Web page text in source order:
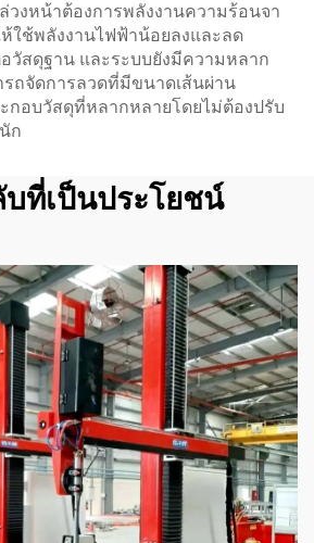
วงหน้าต้องการพลังงานความร้อนจา
ใช้พลังงานไฟฟ้าน้อยลงและลด
วัสดุฐาน และระบบยังมีความหลาก
ถจัดการลวดที่มีขนาดเส้นผ่าน
กอบวัสดุที่หลากหลายโดยไม่ต้องปรับ
ก
บที่เป็นประโยชน์